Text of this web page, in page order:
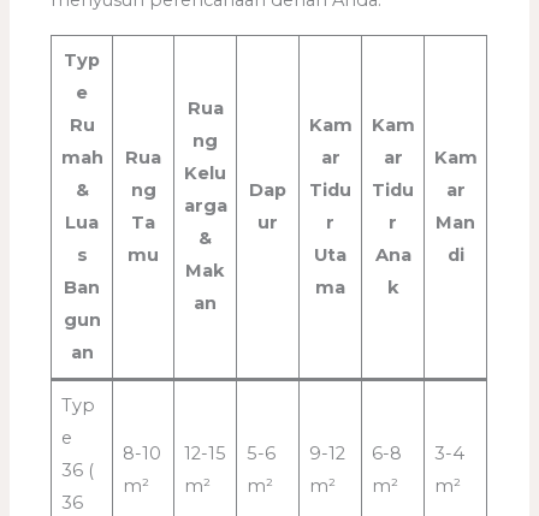
Typ
e
Ru
mah
&
Lua
s
Ban
gun
an
Rua
ng
Ta
mu
Rua
ng
Kelu
arga
&
Mak
an
Dap
ur
Kam
ar
Tidu
r
Uta
ma
Kam
ar
Tidu
r
Ana
k
Kam
ar
Man
di
Typ
e
36 (
36
8-10
m²
12-15
m²
5-6
m²
9-12
m²
6-8
m²
3-4
m²